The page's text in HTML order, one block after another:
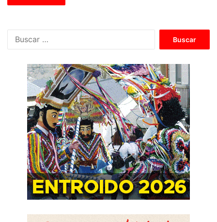
c
a
r
: